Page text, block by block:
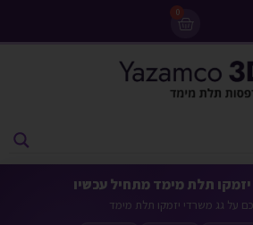
0
על גג משרדי יזמקו תלת מימד